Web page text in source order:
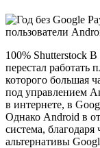
100% Shutterstock
перестал
которого большая
под управлением
в интернете, в
Однако Android в
система,
альтернативы